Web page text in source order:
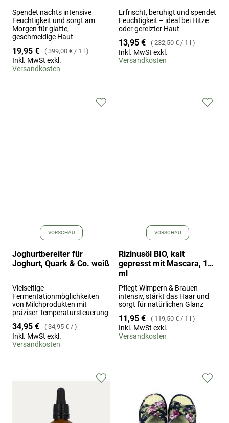
Spendet nachts intensive
Feuchtigkeit und sorgt am
Morgen für glatte,
geschmeidige Haut
19,95 € 399,00 € / 1 l
Inkl. MwSt exkl.
Versandkosten
Erfrischt, beruhigt und spendet
Feuchtigkeit – ideal bei Hitze
oder gereizter Haut
13,95 € 232,50 € / 1 l
Inkl. MwSt exkl.
Versandkosten
VORSCHAU
Joghurtbereiter für
Joghurt, Quark & Co. weiß
Vielseitige
Fermentationmöglichkeiten
von Milchprodukten mit
präziser Temperatursteuerung
34,95 € 34,95 € /
Inkl. MwSt exkl.
Versandkosten
Zur
VORSCHAU
Rizinusöl BIO, kalt
gepresst mit Mascara, 100
ml
Pflegt Wimpern & Brauen
intensiv, stärkt das Haar und
sorgt für natürlichen Glanz
11,95 € 119,50 € / 1 l
Inkl. MwSt exkl.
Versandkosten
Zur
Zur
Wunschliste
hinzufügen
Zur